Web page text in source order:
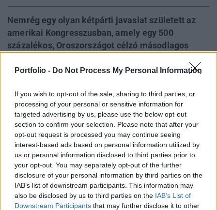
Portfolio - Do Not Process My Personal Information
If you wish to opt-out of the sale, sharing to third parties, or
processing of your personal or sensitive information for
targeted advertising by us, please use the below opt-out
section to confirm your selection. Please note that after your
opt-out request is processed you may continue seeing
interest-based ads based on personal information utilized by
us or personal information disclosed to third parties prior to
your opt-out. You may separately opt-out of the further
disclosure of your personal information by third parties on the
IAB’s list of downstream participants. This information may
also be disclosed by us to third parties on the IAB’s List of
Downstream Participants that may further disclose it to other
Nemrég egy olyan kétpárti javaslat született az
amerikai Kongresszusban, amely egy 500
százalékos, Oroszországot célzó másodlagos
műsorában beszélt arról, hogy milyen
intézkedésnek.
Energy Investment Forum 2026Az energiaszektor
csúcsvezetői egy helyen: stratégiai válaszok
versenyképességről, beruházásokról, szabályozásról és az
energetikai jövőjéről.Információ és jelentkezés100 forintos
drágulás jöhet Az energiapiaci szakértő szerint az 500
százalékos vámintézkedés bevezetése kritikus helyzetet
eredményezne Magyarország számára. Jelenleg...